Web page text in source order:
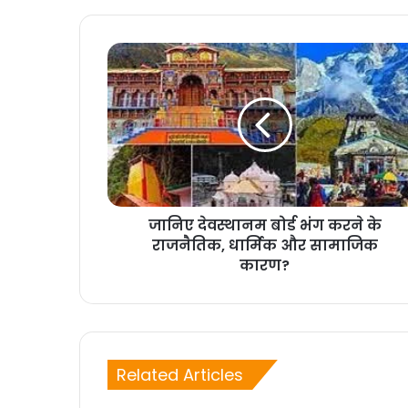
जानिए देवस्थानम बोर्ड भंग करने के
राजनैतिक, धार्मिक और सामाजिक
कारण?
Related Articles